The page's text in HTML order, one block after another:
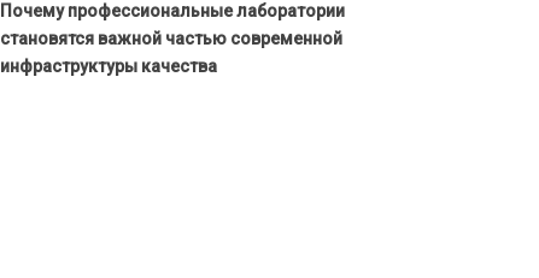
Почему профессиональные лаборатории
становятся важной частью современной
инфраструктуры качества